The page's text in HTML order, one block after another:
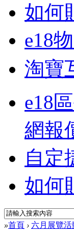
如何
e18
淘寶
e18
網報
自定
如何
»首頁 › 六月展覽活